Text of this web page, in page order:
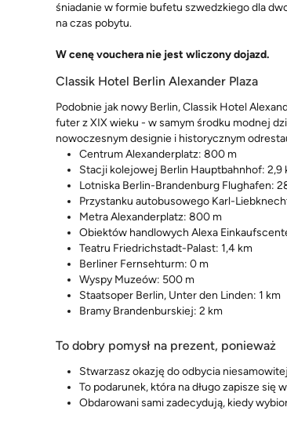
śniadanie w formie bufetu szwedzkiego dla
na czas pobytu.
W cenę vouchera nie jest wliczony dojazd.
Classik Hotel Berlin Alexander Plaza
Podobnie jak nowy Berlin, Classik Hotel
futer z XIX wieku - w samym środku modnej
nowoczesnym designie i historycznym
Centrum Alexanderplatz: 800 m
Stacji kolejowej Berlin Hauptbahnhof: 2,9
Lotniska Berlin-Brandenburg Flughafen:
Przystanku autobusowego Karl-
Metra Alexanderplatz: 800 m
Obiektów handlowych Alexa
Teatru Friedrichstadt-Palast: 1,4 km
Berliner Fernsehturm: 0 m
Wyspy Muzeów: 500 m
Staatsoper Berlin, Unter den Linden: 1 km
Bramy Brandenburskiej: 2 km
To dobry pomysł na prezent, ponieważ
Stwarzasz okazję do odbycia
To podarunek, która na długo zapisze się
Obdarowani sami zadecydują, kiedy